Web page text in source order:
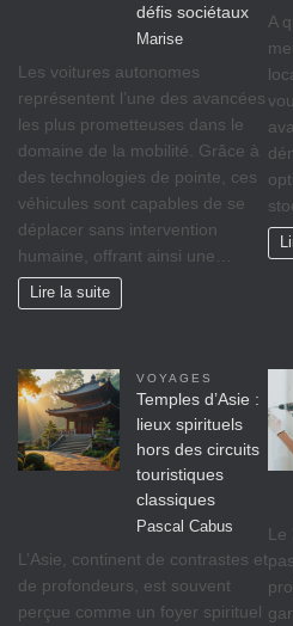
défis sociétaux
Marise
Les voitures autonomes
représentent l’une des avancées
les plus prometteuses dans le
domaine de la mobilité. Grâce à
des technologies de pointe, ces
véhicules sont capables de se
déplacer sans intervention
humaine, offrant ainsi une…
Lire la suite
A
VOYAGES
Temples d’Asie :
lieux spirituels
hors des circuits
touristiques
classiques
Pascal Cabus
L’Asie, continent de contrastes et
de profondeurs, est souvent
perçue comme un foyer spirituel
Le